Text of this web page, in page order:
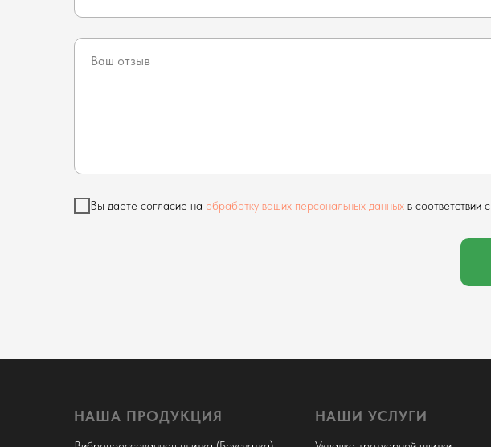
Вы даете согласие на обработку ваших персональных данных в соответствии с
НАША ПРОДУКЦИЯ НАШИ УСЛУГИ